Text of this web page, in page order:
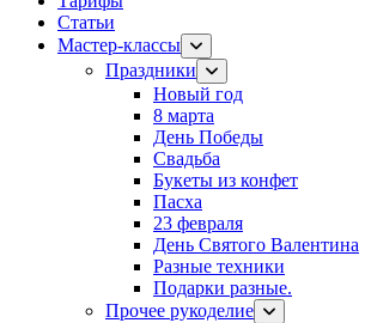
Статьи
Мастер-классы
Праздники
Новый год
8 марта
День Победы
Свадьба
Букеты из конфет
Пасха
23 февраля
День Святого Валентина
Разные техники
Подарки разные.
Прочее рукоделие